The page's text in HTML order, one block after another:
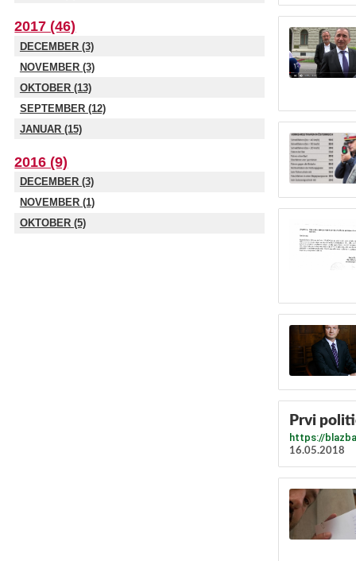
2017 (46)
DECEMBER (3)
NOVEMBER (3)
OKTOBER (13)
SEPTEMBER (12)
JANUAR (15)
2016 (9)
DECEMBER (3)
NOVEMBER (1)
OKTOBER (5)
Prvi
https://
16.05.2018